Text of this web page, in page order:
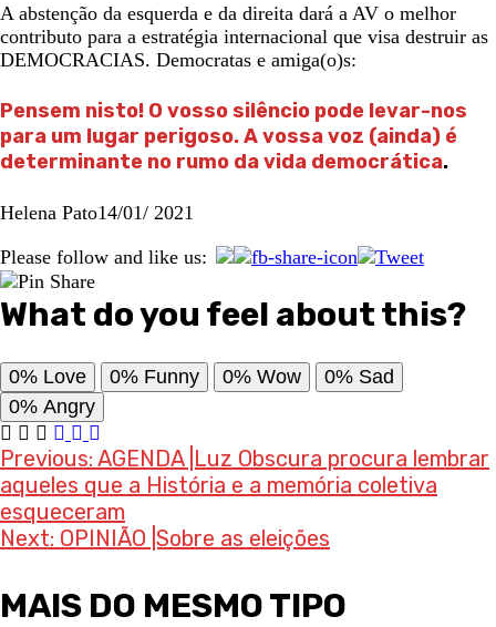
A abstenção da esquerda e da direita dará a AV o melhor
contributo para a estratégia internacional que visa destruir as
DEMOCRACIAS. Democratas e amiga(o)s:
Pensem nisto! O vosso silêncio pode levar-nos
para um lugar perigoso. A vossa voz (ainda) é
determinante no rumo da vida democrática.
Helena Pato14/01/ 2021
Please follow and like us:
What do you feel about this?
0% Love 0% Funny 0% Wow 0% Sad
0% Angry
Post
navigation
Previous: AGENDA |Luz Obscura procura lembrar
aqueles que a História e a memória coletiva
esqueceram
Next: OPINIÃO |Sobre as eleições
MAIS DO MESMO TIPO